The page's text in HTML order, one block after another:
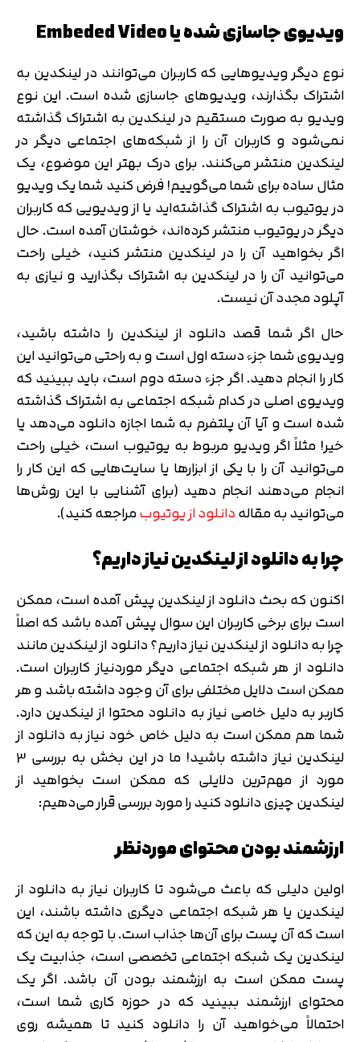
ویدیوی جاسازی شده یا Embeded Video
نوع دیگر ویدیوهایی که کاربران می‌توانند در لینکدین به
اشتراک بگذارند، ویدیوهای جاسازی شده است. این نوع
ویدیو به صورت مستقیم در لینکدین به اشتراک گذاشته
نمی‌شود و کاربران آن را از شبکه‌های اجتماعی دیگر در
لینکدین منتشر می‌کنند. برای درک بهتر این موضوع، یک
مثال ساده برای شما می‌گوییم! فرض کنید شما یک ویدیو
در یوتیوب به اشتراک گذاشته‌اید یا از ویدیویی که کاربران
دیگر در یوتیوب منتشر کرده‌اند، خوشتان آمده است. حال
اگر بخواهید آن را در لینکدین منتشر کنید، خیلی راحت
می‌توانید آن را در لینکدین به اشتراک بگذارید و نیازی به
آپلود مجدد آن نیست.
حال اگر شما قصد دانلود از لینکدین را داشته باشید،
ویدیوی شما جزء دسته اول است و به راحتی می‌توانید این
کار را انجام دهید. اگر جزء دسته دوم است، باید ببینید که
ویدیوی اصلی در کدام شبکه اجتماعی به اشتراک گذاشته
شده است و آیا آن پلتفرم به شما اجازه دانلود می‌دهد یا
خیر! مثلاً اگر ویدیو مربوط به یوتیوب است، خیلی راحت
می‌توانید آن را با یکی از ابزارها یا سایت‌هایی که این کار را
انجام می‌دهند انجام دهید (برای آشنایی با این روش‌ها
می‌توانید به مقالهدانلود از یوتیوبمراجعه کنید).
چرا به دانلود از لینکدین نیاز داریم؟
اکنون که بحث دانلود از لینکدین پیش آمده است، ممکن
است برای برخی کاربران این سوال پیش آمده باشد که اصلاً
چرا به دانلود از لینکدین نیاز داریم؟ دانلود از لینکدین مانند
دانلود از هر شبکه اجتماعی دیگر موردنیاز کاربران است.
ممکن است دلایل مختلفی برای آن وجود داشته باشد و هر
کاربر به دلیل خاصی نیاز به دانلود محتوا از لینکدین دارد.
شما هم ممکن است به دلیل خاص خود نیاز به دانلود از
لینکدین نیاز داشته باشید! ما در این بخش به بررسی 3
مورد از مهم‌ترین دلایلی که ممکن است بخواهید از
لینکدین چیزی دانلود کنید را مورد بررسی قرار می‌دهیم:
ارزشمند بودن محتوای موردنظر
اولین دلیلی که باعث می‌شود تا کاربران نیاز به دانلود از
لینکدین یا هر شبکه اجتماعی دیگری داشته باشند، این
است که آن پست برای آن‌ها جذاب است. با توجه به این که
لینکدین یک شبکه اجتماعی تخصصی است، جذابیت یک
پست ممکن است به ارزشمند بودن آن باشد. اگر یک
محتوای ارزشمند ببینید که در حوزه کاری شما است،
احتمالاً می‌خواهید آن را دانلود کنید تا همیشه روی